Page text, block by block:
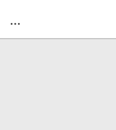
...